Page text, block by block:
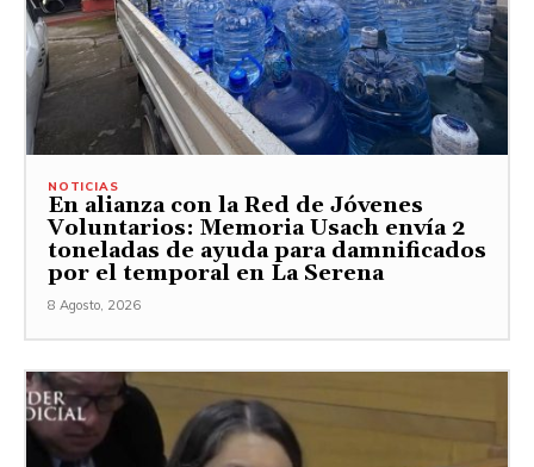
NOTICIAS
En alianza con la Red de Jóvenes
Voluntarios: Memoria Usach envía 2
toneladas de ayuda para damnificados
por el temporal en La Serena
8 Agosto, 2026